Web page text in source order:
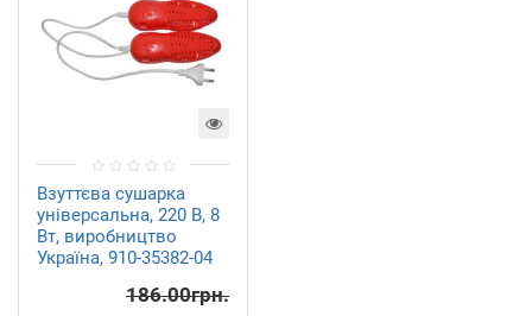
Взуттєва сушарка
універсальна, 220 В, 8
Вт, виробництво
Україна, 910-35382-04
186.00грн.